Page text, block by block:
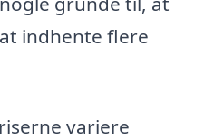
indhente flere
variere